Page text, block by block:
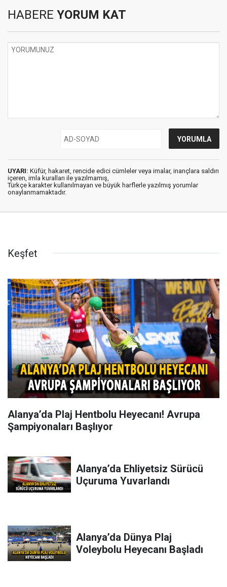
HABERE YORUM KAT
UYARI: Küfür, hakaret, rencide edici cümleler veya imalar, inançlara saldırı
içeren, imla kuralları ile yazılmamış,
Türkçe karakter kullanılmayan ve büyük harflerle yazılmış yorumlar
onaylanmamaktadır.
Keşfet
Alanya’da Plaj Hentbolu Heyecanı! Avrupa
Şampiyonaları Başlıyor
Alanya’da Ehliyetsiz Sürücü
Uçuruma Yuvarlandı
Alanya’da Dünya Plaj
Voleybolu Heyecanı Başladı